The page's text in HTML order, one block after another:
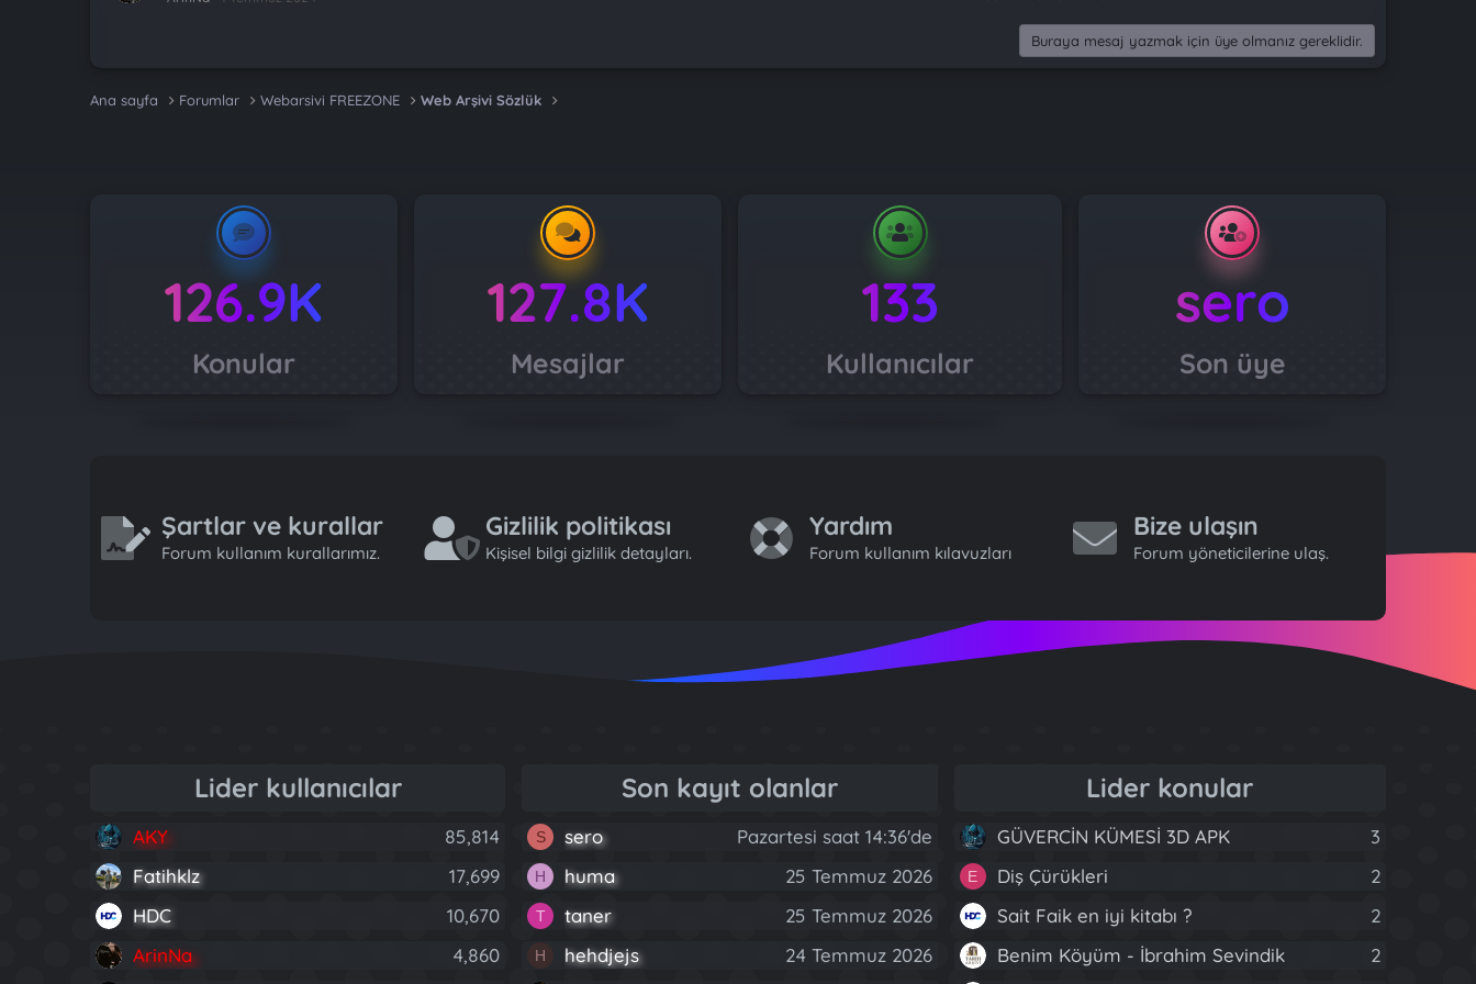
Buraya mesaj yazmak için üye olmanız gereklidir.
Ana sayfa Forumlar Webarsivi FREEZONE Web Arşivi Sözlük
126.9K
Konular
127.8K
Mesajlar
133
Kullanıcılar
sero
Son üye
Şartlar ve kurallar
Forum kullanım kurallarımız.
Gizlilik politikası
Kişisel bilgi gizlilik detayları.
Yardım
Forum kullanım kılavuzları
Bize ulaşın
Forum yöneticilerine ulaş.
Lider kullanıcılar
AKY
85,814
Fatihklz
17,699
HDC
10,670
ArinNa
4,860
Son kayıt olanlar
S sero Pazartesi saat 14:36'de
H huma 25 Temmuz 2026
T taner 25 Temmuz 2026
H hehdjejs
24 Temmuz 2026
Lider konular
GÜVERCİN KÜMESİ 3D APK 3
E Diş Çürükleri
2
Sait Faik en iyi kitabı ?
2
Benim Köyüm - İbrahim Sevindik
2